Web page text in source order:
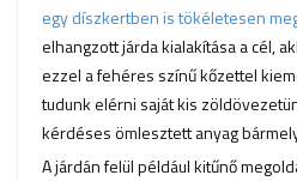
egy díszkertben is tökéletesen
elhangzott járda kialakítása a cél,
ezzel a fehéres színű kőzettel
tudunk elérni saját kis
kérdéses ömlesztett anyag
A járdán felül például kitűnő